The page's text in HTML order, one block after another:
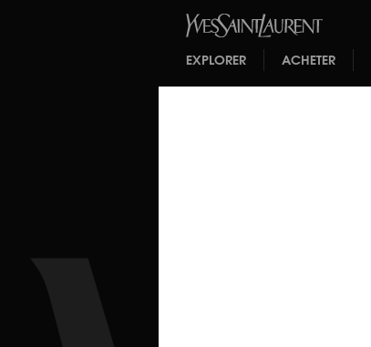
EXPLORER ACHETER